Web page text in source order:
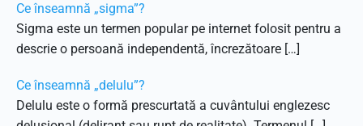
Ce înseamnă „sigma”?
Sigma este un termen popular pe internet folosit pentru a
descrie o persoană independentă, încrezătoare […]
Ce înseamnă „delulu”?
Delulu este o formă prescurtată a cuvântului englezesc